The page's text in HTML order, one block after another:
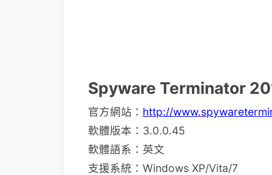
Spyware Terminator
官方網站： http://
軟體版本：3.0.0.45
軟體語系：英文
支援系統：Windows XP/Vita/7